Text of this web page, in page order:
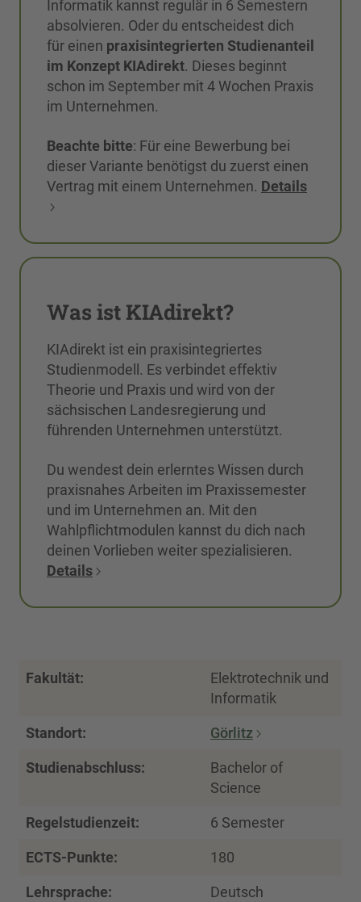
Informatik kannst regulär in 6 Semestern
absolvieren. Oder du entscheidest dich
für einen praxisintegrierten Studienanteil
im Konzept KIAdirekt. Dieses beginnt
schon im September mit 4 Wochen Praxis
im Unternehmen.
Beachte bitte: Für eine Bewerbung bei
dieser Variante benötigst du zuerst einen
Vertrag mit einem Unternehmen. Details
Was ist KIAdirekt?
KIAdirekt ist ein praxisintegriertes
Studienmodell. Es verbindet effektiv
Theorie und Praxis und wird von der
sächsischen Landesregierung und
führenden Unternehmen unterstützt.
Du wendest dein erlerntes Wissen durch
praxisnahes Arbeiten im Praxissemester
und im Unternehmen an. Mit den
Wahlpflichtmodulen kannst du dich nach
deinen Vorlieben weiter spezialisieren.
Details
Fakultät:
Elektrotechnik und
Informatik
Standort: Görlitz
Studienabschluss:
Bachelor of
Science
Regelstudienzeit: 6 Semester
ECTS-Punkte: 180
Lehrsprache: Deutsch